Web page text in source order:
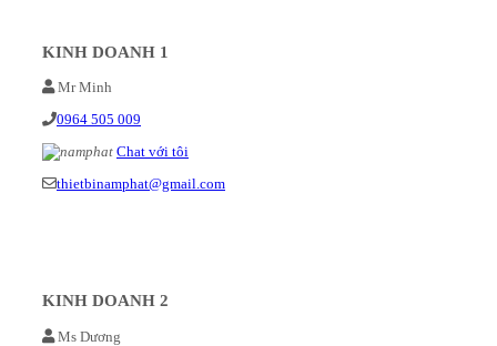
KINH DOANH 1
Mr Minh
0964 505 009
Chat với tôi
thietbinamphat@gmail.com
KINH DOANH 2
Ms Dương